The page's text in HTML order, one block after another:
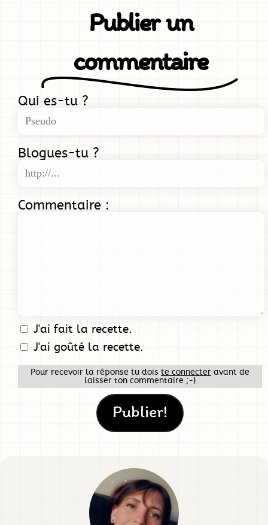
Publier un
commentaire
Qui es-tu ?
Blogues-tu ?
Commentaire :
J'ai fait la recette.
J'ai goûté la recette.
Pour recevoir la réponse tu dois te connecter avant de
laisser ton commentaire ;-)